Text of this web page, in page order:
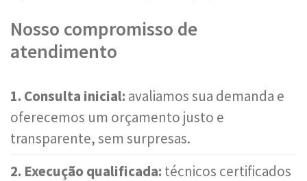
Nosso compromisso de
atendimento
1. Consulta inicial: avaliamos sua demanda e
oferecemos um orçamento justo e
transparente, sem surpresas.
2. Execução qualificada: técnicos certificados